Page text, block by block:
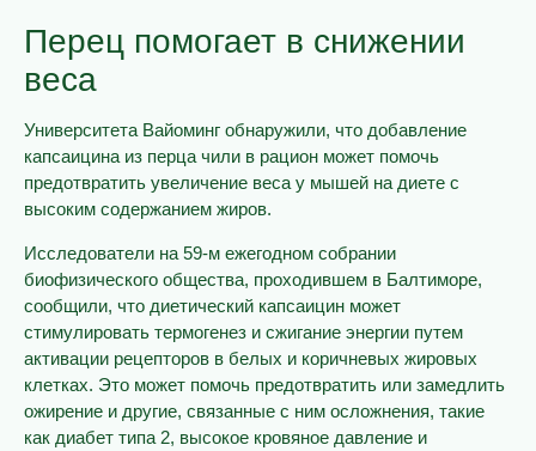
Перец помогает в снижении
веса
Университета Вайоминг обнаружили, что добавление
капсаицина из перца чили в рацион может помочь
предотвратить увеличение веса у мышей на диете с
высоким содержанием жиров.
Исследователи на 59-м ежегодном собрании
биофизического общества, проходившем в Балтиморе,
сообщили, что диетический капсаицин может
стимулировать термогенез и сжигание энергии путем
активации рецепторов в белых и коричневых жировых
клетках. Это может помочь предотвратить или замедлить
ожирение и другие, связанные с ним осложнения, такие
как диабет типа 2, высокое кровяное давление и